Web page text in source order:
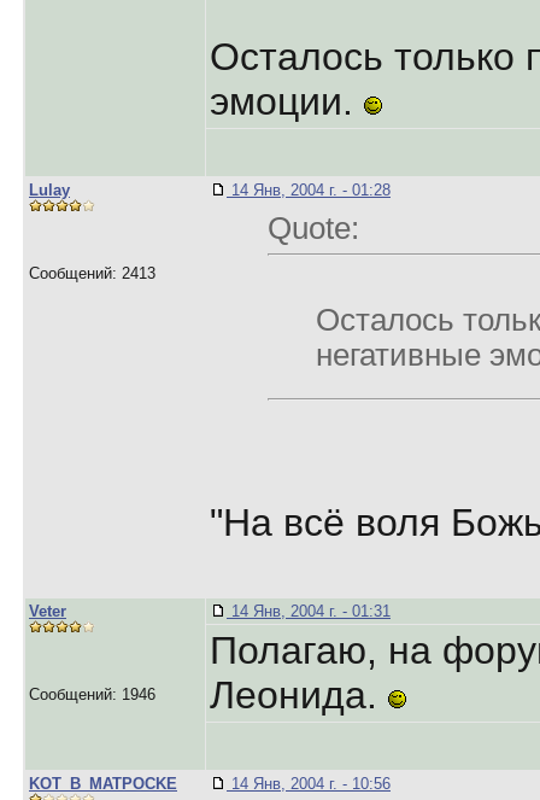
Осталось только
эмоции.
Lulay
Сообщений: 2413
14 Янв, 2004 г. - 01:28
Quote:
Осталось
негативные
"На всё воля
Veter
Сообщений: 1946
14 Янв, 2004 г. - 01:31
Полагаю, на
Леонида.
KOT_B_MATPOCKE 14 Янв, 2004 г. - 10:56